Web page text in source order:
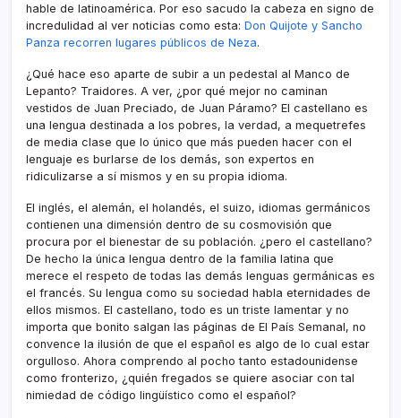
hable de latinoamérica. Por eso sacudo la cabeza en signo de
incredulidad al ver noticias como esta: Don Quijote y Sancho
Panza recorren lugares públicos de Neza.
¿Qué hace eso aparte de subir a un pedestal al Manco de
Lepanto? Traidores. A ver, ¿por qué mejor no caminan
vestidos de Juan Preciado, de Juan Páramo? El castellano es
una lengua destinada a los pobres, la verdad, a mequetrefes
de media clase que lo único que más pueden hacer con el
lenguaje es burlarse de los demás, son expertos en
ridiculizarse a sí­ mismos y en su propia idioma.
El inglés, el alemán, el holandés, el suizo, idiomas germánicos
contienen una dimensión dentro de su cosmovisión que
procura por el bienestar de su población. ¿pero el castellano?
De hecho la única lengua dentro de la familia latina que
merece el respeto de todas las demás lenguas germánicas es
el francés. Su lengua como su sociedad habla eternidades de
ellos mismos. El castellano, todo es un triste lamentar y no
importa que bonito salgan las páginas de El Paí­s Semanal, no
convence la ilusión de que el español es algo de lo cual estar
orgulloso. Ahora comprendo al pocho tanto estadounidense
como fronterizo, ¿quién fregados se quiere asociar con tal
nimiedad de código lingüí­stico como el español?